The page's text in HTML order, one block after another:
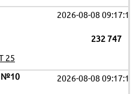
2026-08-08 09:17:19
232 747
25
№10
2026-08-08 09:17:19